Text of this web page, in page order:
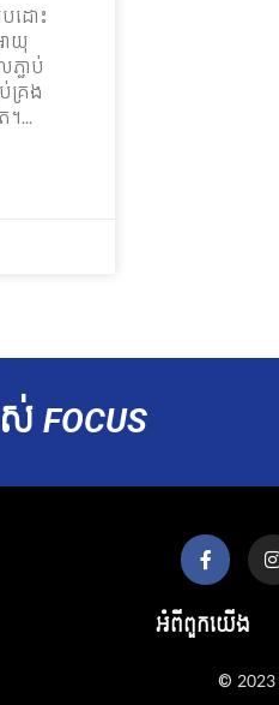
ដោះ
យុ
ភ្ជាប់​
គ្រង​
។
ស់​FOCUS
អំពីពួកយើង
© 2023